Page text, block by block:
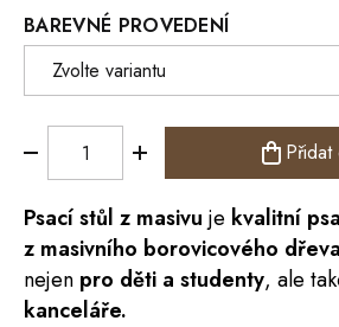
BAREVNÉ PROVEDENÍ
Přidat
Psací stůl z masivu je kvalitní
z masivního borovicového dřeva
nejen pro děti a studenty, ale
kanceláře.